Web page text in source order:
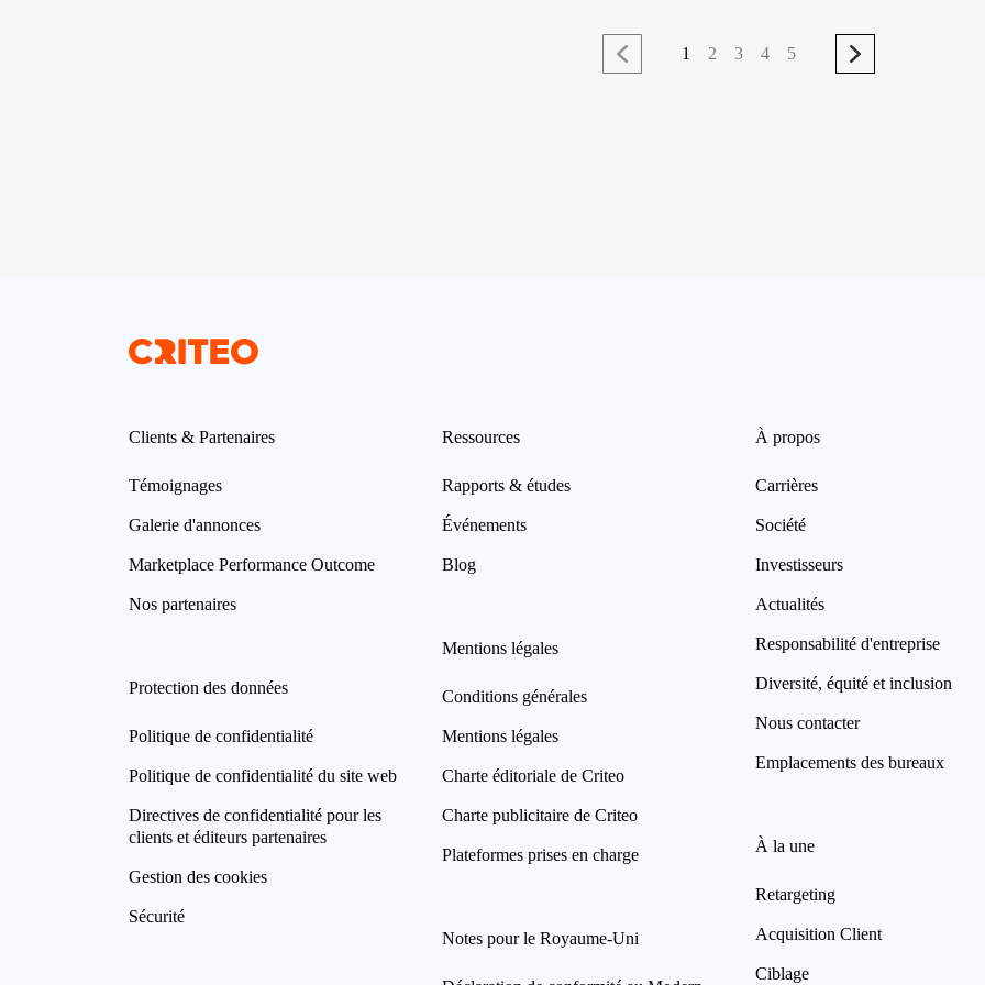
1 2 3 4 5
Clients & Partenaires
Témoignages
Galerie d'annonces
Marketplace Performance Outcome
Nos partenaires
Protection des données
Politique de confidentialité
Politique de confidentialité du site web
Directives de confidentialité pour les
clients et éditeurs partenaires
Gestion des cookies
Sécurité
Ressources
Rapports & études
Événements
Blog
Mentions légales
Conditions générales
Mentions légales
Charte éditoriale de Criteo
Charte publicitaire de Criteo
Plateformes prises en charge
Notes pour le Royaume-Uni
À propos
Carrières
Société
Investisseurs
Actualités
Responsabilité d'entreprise
Diversité, équité et inclusion
Nous contacter
Emplacements des bureaux
À la une
Retargeting
Acquisition Client
Ciblage